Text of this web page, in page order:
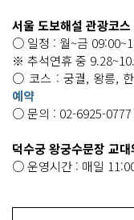
서울 도보해설 관광코
○ 일정 : 월~금
※ 추석연휴 중
○ 코스 : 궁궐, 왕릉,
예약
○ 문의 : 02-6925-0777
덕수궁 왕궁수문장 교대
○ 운영시간 : 매일